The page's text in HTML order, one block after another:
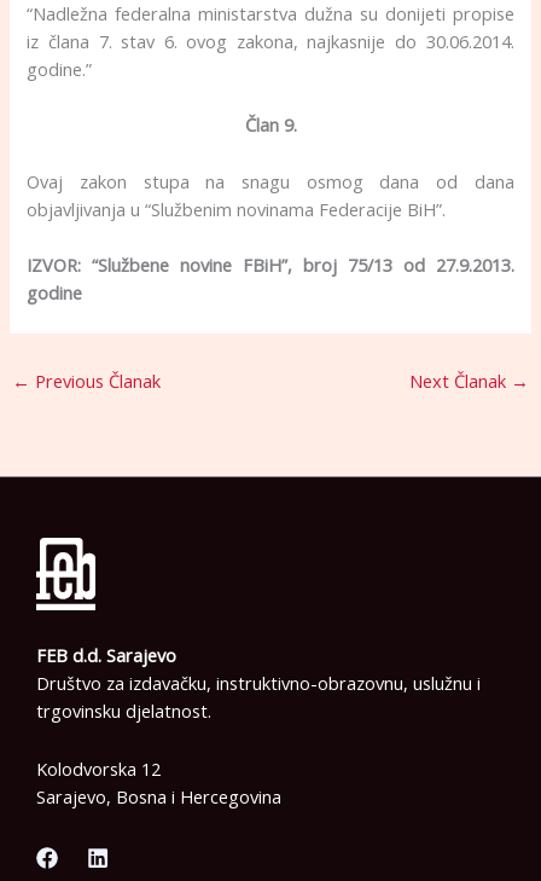
“Nadležna federalna ministarstva dužna su donijeti propise
iz člana 7. stav 6. ovog zakona, najkasnije do 30.06.2014.
godine.”
Član 9.
Ovaj zakon stupa na snagu osmog dana od dana
objavljivanja u “Službenim novinama Federacije BiH”.
IZVOR: “Službene novine FBiH”, broj 75/13 od 27.9.2013.
godine
← Previous Članak Next Članak →
FEB d.d. Sarajevo
Društvo za izdavačku, instruktivno-obrazovnu, uslužnu i
trgovinsku djelatnost.
Kolodvorska 12
Sarajevo, Bosna i Hercegovina